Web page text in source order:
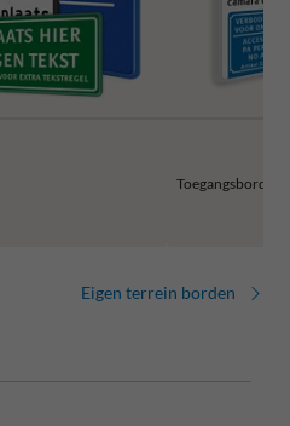
Toegangsborden
Eigen terrein borden